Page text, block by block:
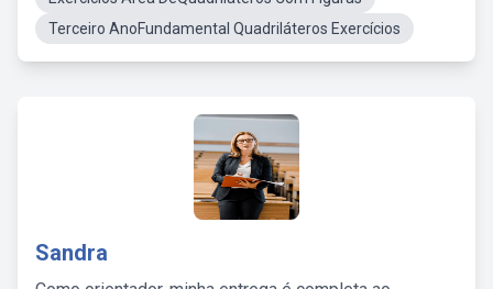
Terceiro AnoFundamental Quadriláteros Exercícios
Sandra